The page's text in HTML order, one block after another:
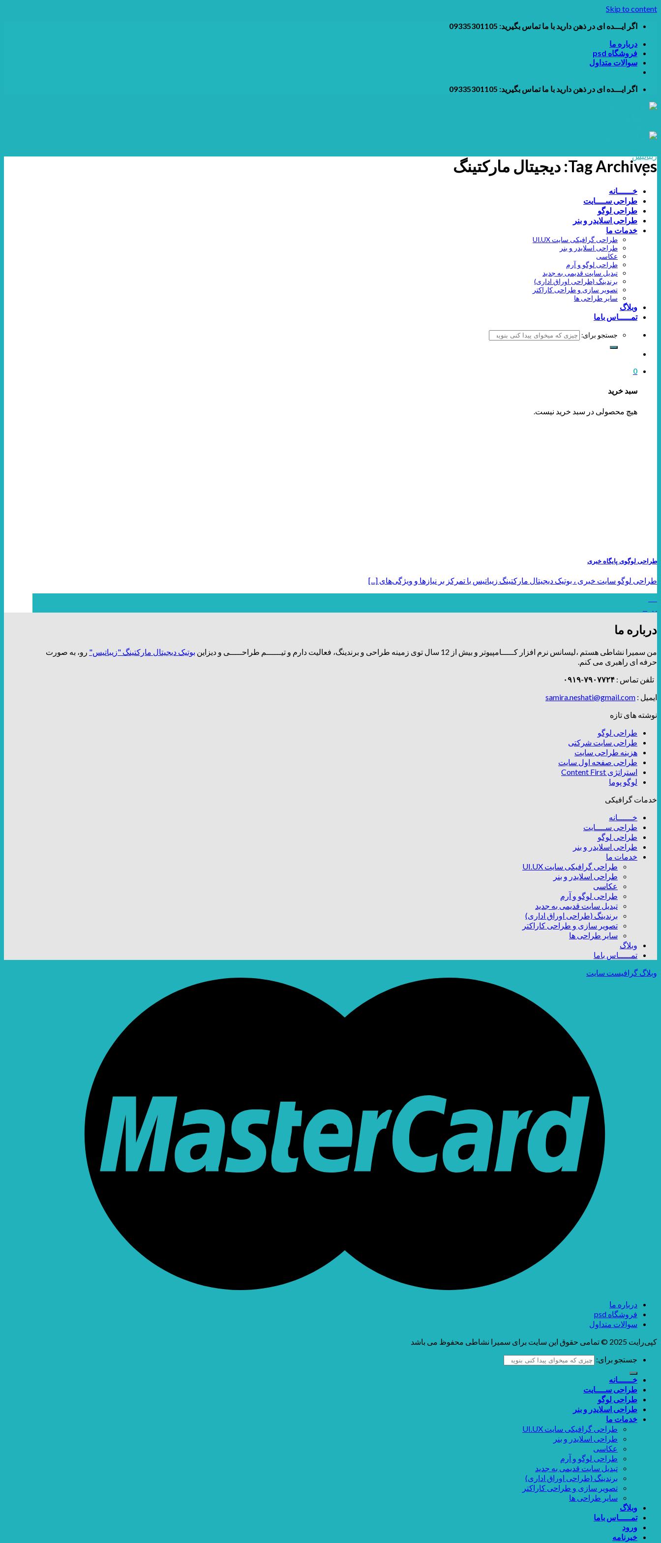
Skip to content
اگر ایـــده ای در ذهن دارید با ما تماس بگیرید: 09335301105
درباره ما
فروشگاه psd
سوالات متداول
اگر ایـــده ای در ذهن دارید با ما تماس بگیرید: 09335301105
خــــــانه
طراحی ســــایت
طراحی لوگو
طراحی اسلایدر و بنر
خدمات ما
طراحی گرافیکی سایت UI.UX
طراحی اسلایدر و بنر
عکاسی
طراحی لوگو و آرم
تبدیل سایت قدیمی به جدید
برندینگ (طراحی اوراق اداری)
تصویر سازی و طراحی کاراکتر
سایر طراحی ها
وبلاگ
تمـــــاس باما
جستجو برای:
0
سبد خرید
هیچ محصولی در سبد خرید نیست.
Tag Archives: دیجیتال مارکتینگ
طراحی لوگوی پایگاه خبری
طراحی لوگو سایت خبری ، بوتیک دیجیتال مارکتینگ زیباتیس با تمرکز بر نیازها و ویژگی‌های [...]
درباره ما
من سمیرا نشاطی هستم ،لیسانس نرم افزار کـــــامپیوتر و بیش از 12 سال توی زمینه طراحی و برندینگ، فعالیت دارم و تیــــــم طراحـــــی و دیزاین بوتیک دیجیتال مارکتینگ "زیباتیس" رو، به صورت
حرفه ای راهبری می کنم.
تلفن تماس : ۷۹۰۷۷۲۴-۰۹۱۹
ایمیل : samira.neshati@gmail.com
نوشته های تازه
طراحی لوگو
طراحی سایت شرکتی
هزینه طراحی سایت
طراحی صفحه اول سایت
استراتژی Content First
لوگو پوما
خدمات گرافیکی
خــــــانه
طراحی ســــایت
طراحی لوگو
طراحی اسلایدر و بنر
خدمات ما
طراحی گرافیکی سایت UI.UX
طراحی اسلایدر و بنر
عکاسی
طراحی لوگو و آرم
تبدیل سایت قدیمی به جدید
برندینگ (طراحی اوراق اداری)
تصویر سازی و طراحی کاراکتر
سایر طراحی ها
وبلاگ
تمـــــاس باما
وبلاگ گرافیست سایت
درباره ما
فروشگاه psd
سوالات متداول
کپی‌رایت 2025 © تمامی حقوق این سایت برای سمیرا نشاطی محفوظ می باشد
جستجو برای:
خــــــانه
طراحی ســــایت
طراحی لوگو
طراحی اسلایدر و بنر
خدمات ما
طراحی گرافیکی سایت UI.UX
طراحی اسلایدر و بنر
عکاسی
طراحی لوگو و آرم
تبدیل سایت قدیمی به جدید
برندینگ (طراحی اوراق اداری)
تصویر سازی و طراحی کاراکتر
سایر طراحی ها
وبلاگ
تمـــــاس باما
ورود
خبرنامه